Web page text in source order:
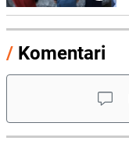
/ Komentari